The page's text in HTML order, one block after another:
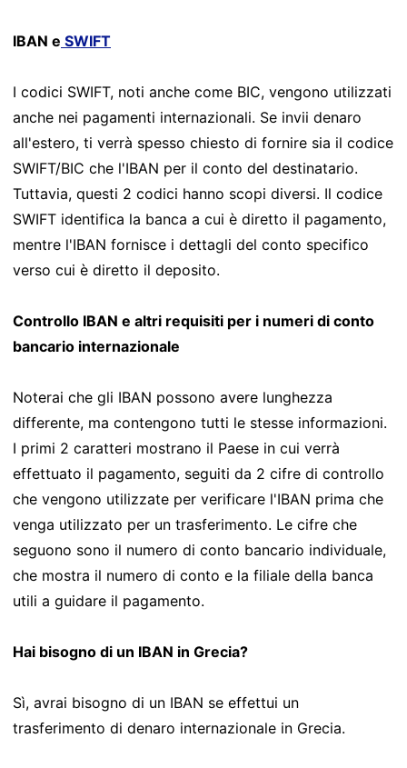
IBAN e SWIFT
I codici SWIFT, noti anche come BIC, vengono utilizzati
anche nei pagamenti internazionali. Se invii denaro
all'estero, ti verrà spesso chiesto di fornire sia il codice
SWIFT/BIC che l'IBAN per il conto del destinatario.
Tuttavia, questi 2 codici hanno scopi diversi. Il codice
SWIFT identifica la banca a cui è diretto il pagamento,
mentre l'IBAN fornisce i dettagli del conto specifico
verso cui è diretto il deposito.
Controllo IBAN e altri requisiti per i numeri di conto
bancario internazionale
Noterai che gli IBAN possono avere lunghezza
differente, ma contengono tutti le stesse informazioni.
I primi 2 caratteri mostrano il Paese in cui verrà
effettuato il pagamento, seguiti da 2 cifre di controllo
che vengono utilizzate per verificare l'IBAN prima che
venga utilizzato per un trasferimento. Le cifre che
seguono sono il numero di conto bancario individuale,
che mostra il numero di conto e la filiale della banca
utili a guidare il pagamento.
Hai bisogno di un IBAN in Grecia?
Sì, avrai bisogno di un IBAN se effettui un
trasferimento di denaro internazionale in Grecia.